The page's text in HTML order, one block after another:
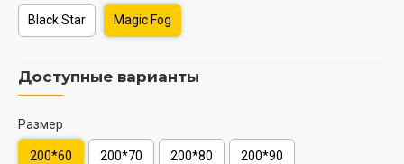
Black Star
Magic Fog
Доступные варианты
Размер
200*60 200*70 200*80 200*90